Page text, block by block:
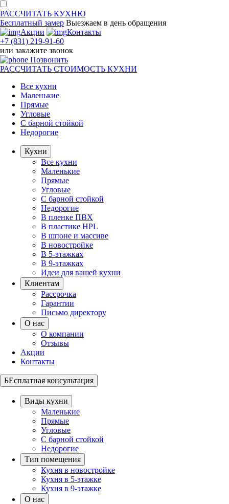
РАССЧИТАТЬ КУХНЮ
Бесплатный замер Выезжаем в день обращения
Акции
Контакты
+7 (831) 219-91-60
или закажите звонок
Позвонить
РАССЧИТАТЬ СТОИМОСТЬ КУХНИ
Все кухни
Маленькие
Прямые
Угловые
С барной стойкой
Недорогие
Кухни
Все кухни
Маленькие
Прямые
Угловые
С барной стойкой
Недорогие
В пленке ПВХ
В пластике HPL
В шпоне и массиве
В новостройке
В 5-этажках
В 9-этажках
Идеи для вашей кухни
Клиентам
Рассрочка
Гарантии
Письмо директору
О нас
О компании
Отзывы
Акции
Контакты
БЕсплатная консультация
Виды кухни
Маленькие
Прямые
Угловые
С барной стойкой
Недорогие
Тип помещения
Кухня в новостройке
Кухня в 5-этажке
Кухня в 9-этажке
О нас